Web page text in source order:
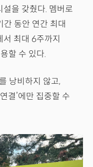
을 갖췄다. 멤버로
동안 연간 최대
최대 6주까지
할 수 있다.
낭비하지 않고,
결’에만 집중할 수